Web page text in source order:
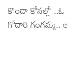
Lyrics in
Lyrics in
కొండా కోనల్లో
గోదారి గంగమ్మ..